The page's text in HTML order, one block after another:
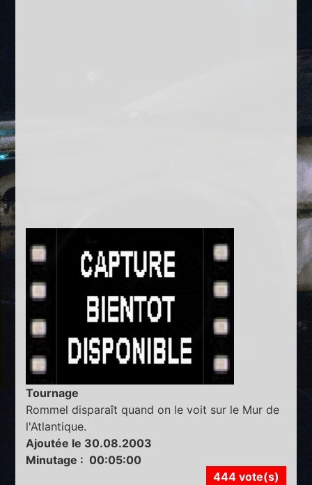
Tournage
Rommel disparaît quand on le voit sur le Mur de
l'Atlantique.
Ajoutée le 30.08.2003
Minutage : 00:05:00
444 vote(s)